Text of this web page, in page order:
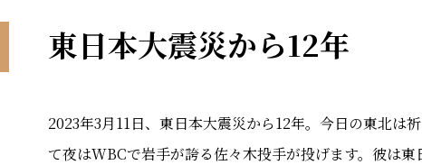
東日本大震災から12年
2023年3月11日、東日本大震災から12年。今日の東北は
て夜はWBCで岩手が誇る佐々木投手が投げます。彼は